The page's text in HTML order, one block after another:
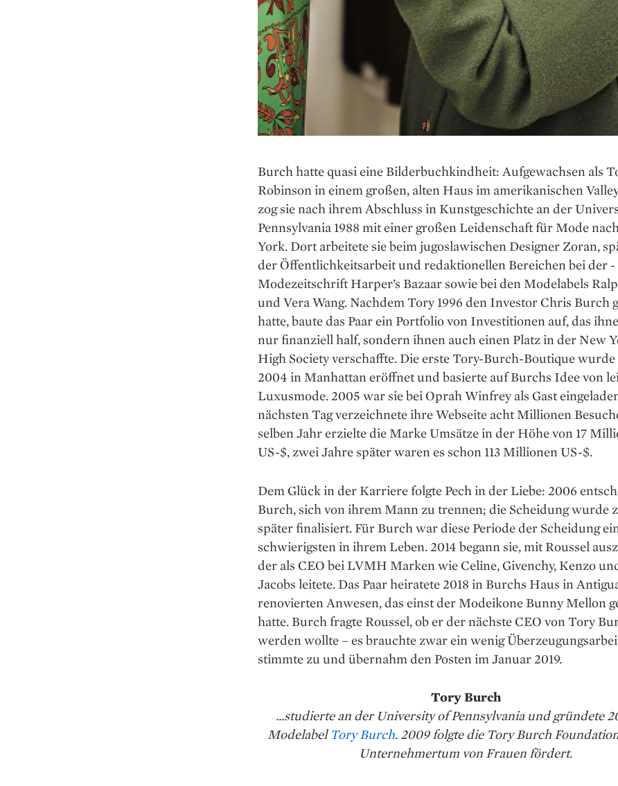
Burch hatte quasi eine Bilderbuchkindheit: Aufgewachsen als
Robinson in einem großen, alten Haus im amerikanischen
zog sie nach ihrem Abschluss in Kunst­geschichte an der
Pennsylvania 1988 mit einer großen Leidenschaft für Mode
York. Dort arbeitete sie beim ­jugoslawischen Designer Zoran,
der Öffentlichkeits­arbeit und redaktionellen Bereichen bei der ­
Modezeitschrift Harper’s Bazaar sowie bei den Modelabels
und Vera Wang. Nachdem Tory 1996 den ­Investor Chris Burch
hatte, baute das Paar ein Port­folio von Investitionen auf, das
nur ­finanziell half, sondern ihnen auch einen Platz in der New
High Society verschaffte. Die erste Tory-Burch-Boutique
2004 in Manhattan eröffnet und basierte auf Burchs Idee von
Luxusmode. 2005 war sie bei Oprah Winfrey als Gast
nächsten Tag verzeichnete ihre Webseite acht Millionen
selben Jahr erzielte die Marke Umsätze in der Höhe von 17
US-$, zwei Jahre später waren es schon 113 Millionen US-$.
Dem Glück in der Karriere folgte Pech in der Liebe: 2006
Burch, sich von ihrem Mann zu trennen; die Scheidung wurde
später finalisiert. Für Burch war diese ­Periode der Scheidung
schwierigsten in ihrem Leben. 2014 begann sie, mit Roussel
der als CEO bei LVMH Marken wie Celine, Givenchy, Kenzo
Jacobs leitete. Das Paar heiratete 2018 in Burchs Haus in
renovierten Anwesen, das einst der Modeikone Bunny Mellon
hatte. Burch fragte Roussel, ob er der nächste CEO von Tory
werden wollte – es brauchte zwar ein wenig
stimmte zu und übernahm den Posten im Januar 2019.
Tory Burch
...studierte an der University of Pennsylvania und gründete
Modelabel Tory Burch. 2009 folgte die Tory Burch
Unternehmertum von Frauen fördert.